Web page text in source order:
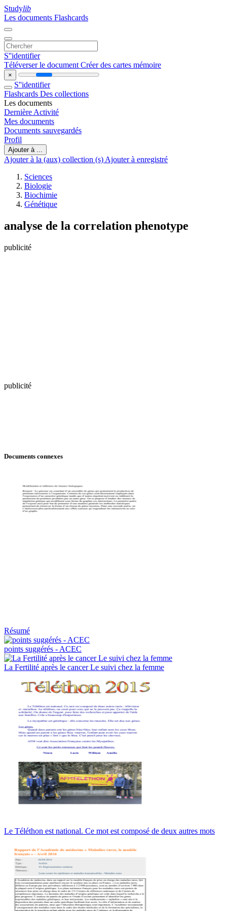
Studylib
Les documents Flashcards
S''identifier
Téléverser le document Créer des cartes mémoire
×
S''identifier
Flashcards Des collections
Les documents
Dernière Activité
Mes documents
Documents sauvegardés
Profil
Ajouter à ...
Ajouter à la (aux) collection (s) Ajouter à enregistré
Sciences
Biologie
Biochimie
Génétique
analyse de la correlation phenotype
publicité
publicité
Documents connexes
Résumé
points suggérés - ACEC
La Fertilité après le cancer Le suivi chez la femme
Le Téléthon est national. Ce mot est composé de deux autres mots